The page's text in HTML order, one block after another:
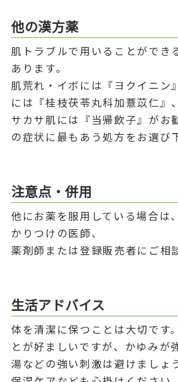
他の漢方薬
肌トラブルで用いることができ
あります。
肌荒れ・イボには『ヨクイニン
には『桂枝茯苓丸科加薏苡仁』
サカサ肌には『当帰飲子』がお
の症状に最もあう処方をお選び
注意点・併用
他にお薬を服用している場合は
かりつけの医師、
薬剤師または登録販売者にご相
生活アドバイス
体を清潔に保つことは大切です
とが好ましいですが、かゆみが
湯などの強い刺激は避けましょ